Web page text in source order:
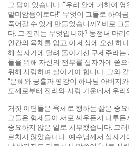
그 답이 있습니다. “우리 안에 거하여
말미암음이로다!” 무엇이 그들로 하여
죽어갈 수 있게 만들었습니까? 바로 그
다. 그 진리는 무엇입니까? 동정녀 마
인간의 육체를 입고 이 세상에 오신 하
해 십자가에 달려 돌아가신 구세주라
들을 위해 자신의 전부를 십자가에 쏟
위해 사랑하며 살아가야 합니다. 그와
“은혜와 긍휼과 평강이 하나님 아버지
도께로부터 진리와 사랑 가운데서 우리
거짓 이단들은 육체로 행하는 삶은 중
그들은 형제들이 서로 싸우든지 다투
중요하지 않은 일로 치부했습니다. 그
르치지 않았습니다. 예수님께서 십자